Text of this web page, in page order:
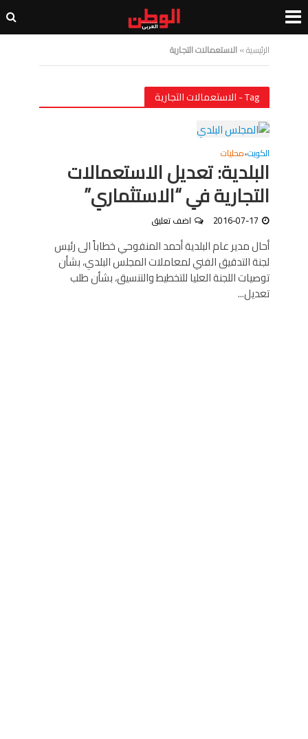
الرئيسية»الاستعمالات التجارية
Tag - الاستعمالات التجارية
الكويت•محليات
البلدية: تعديل الاستعمالات
التجارية في “الاستثماري”
2016-07-17 اضف تعليق
أحال مدير عام البلدية أحمد المنفوحي خطاباً الى رئيس
لجنة التدقيق الفني لمعاملات المجلس البلدي، بشأن
توصيات اللجنة العليا للتخطيط والتنسيق، بشأن طلب
تعديل...